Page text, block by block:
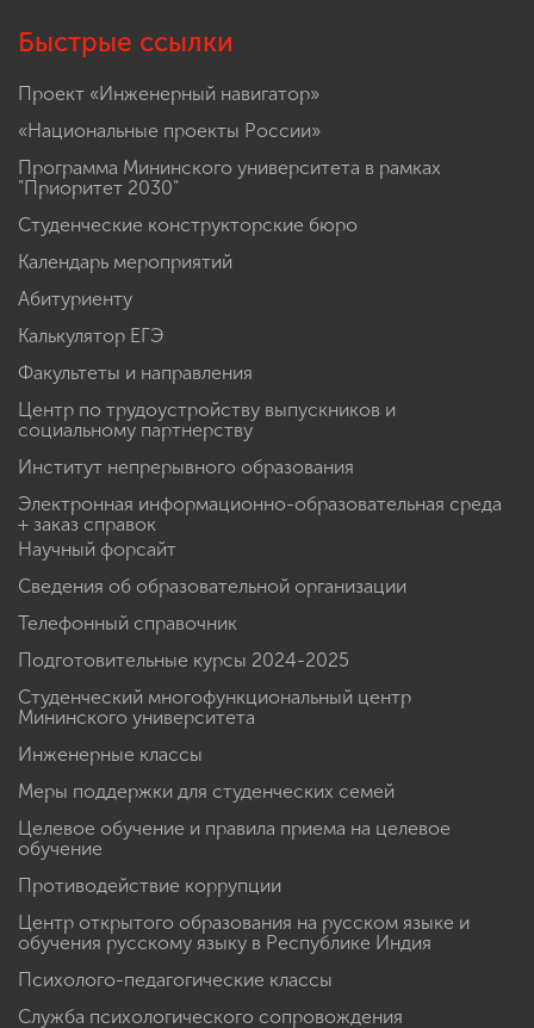
Быстрые ссылки
Проект «Инженерный навигатор»
«Национальные проекты России»
Программа Мининского университета в рамках
"Приоритет 2030"
Студенческие конструкторские бюро
Календарь мероприятий
Абитуриенту
Калькулятор ЕГЭ
Факультеты и направления
Центр по трудоустройству выпускников и
социальному партнерству
Институт непрерывного образования
Электронная информационно-образовательная среда
+ заказ справок
Научный форсайт
Сведения об образовательной организации
Телефонный справочник
Подготовительные курсы 2024-2025
Студенческий многофункциональный центр
Мининского университета
Инженерные классы
Меры поддержки для студенческих семей
Целевое обучение и правила приема на целевое
обучение
Противодействие коррупции
Центр открытого образования на русском языке и
обучения русскому языку в Республике Индия
Психолого-педагогические классы
Служба психологического сопровождения